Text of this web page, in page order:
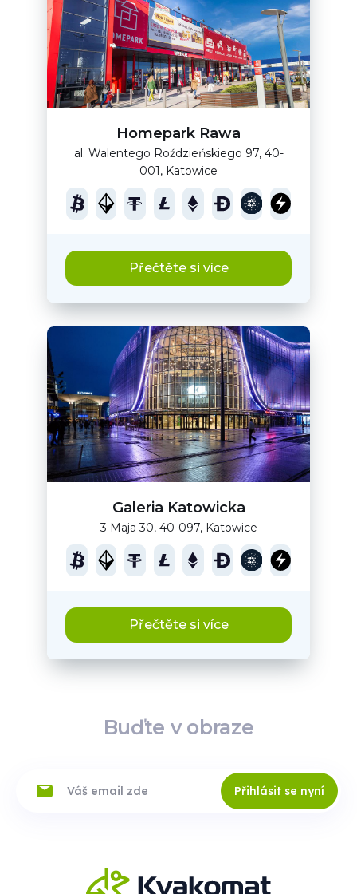
Homepark Rawa
al. Walentego Roździeńskiego 97, 40-
001, Katowice
Přečtěte si více
Galeria Katowicka
3 Maja 30, 40-097, Katowice
Přečtěte si více
Buďte v obraze
Přihlásit se nyní